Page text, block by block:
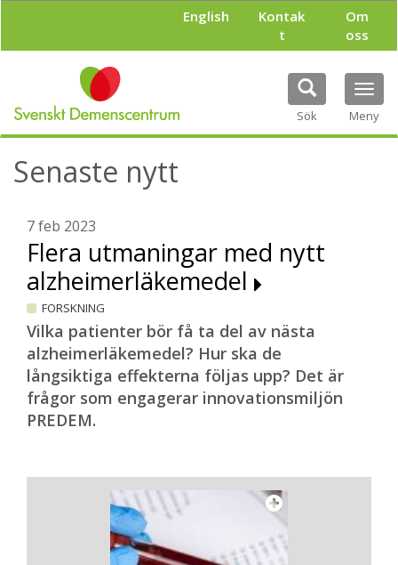
l
English
Kontak
t
Om
oss
Sök Meny
Senaste nytt
7 feb 2023
Flera utmaningar med nytt
alzheimerläkemedel
FORSKNING
Vilka patienter bör få ta del av nästa
alzheimerläkemedel? Hur ska de
långsiktiga effekterna följas upp? Det är
frågor som engagerar innovationsmiljön
PREDEM.